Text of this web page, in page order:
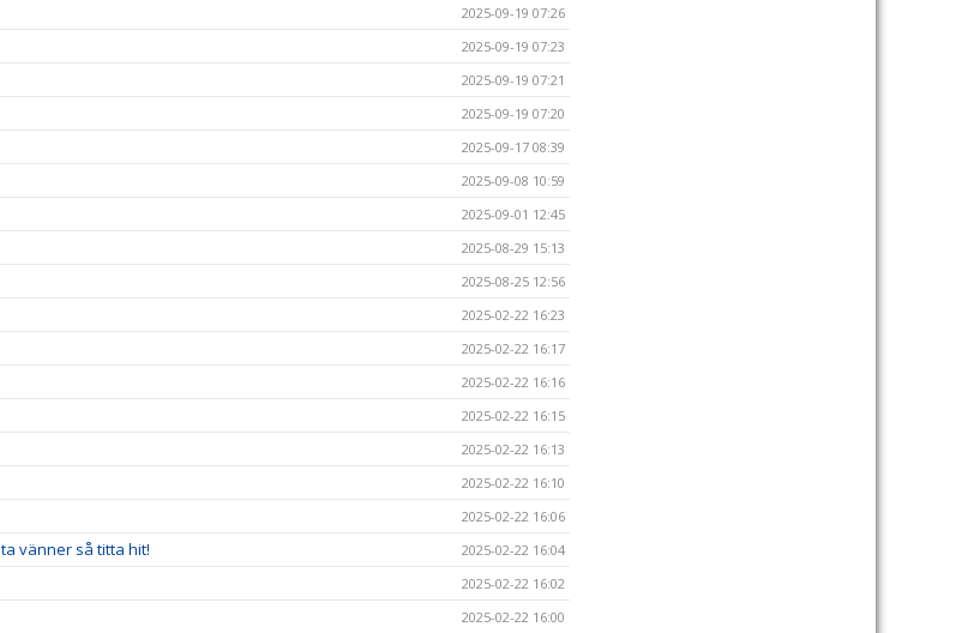
2025-09-19 07:26
2025-09-19 07:23
2025-09-19 07:21
2025-09-19 07:20
2025-09-17 08:39
2025-09-08 10:59
2025-09-01 12:45
2025-08-29 15:13
2025-08-25 12:56
2025-02-22 16:23
2025-02-22 16:17
2025-02-22 16:16
2025-02-22 16:15
2025-02-22 16:13
2025-02-22 16:10
2025-02-22 16:06
vänner så titta hit! 2025-02-22 16:04
2025-02-22 16:02
2025-02-22 16:00